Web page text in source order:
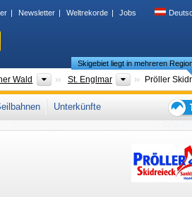
Newsletter Weltrekorde Jobs
Wald Gebirgszüge
St. Englmar
Skigebiet liegt in mehreren
Pröller
Deutsche Mittelgebirge
Unterkünfte